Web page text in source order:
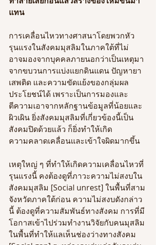
แทน
การเคลื่อนไหวทางศาสนาโดยพวกหัว
รุนแรงในสังคมมุสลิมในภาคใต้ที่ไม่
อาจมองจากบุคคลภายนอกว่าเป็นเหตุมา
จากขบวนการแบ่งแยกดินแดน ปัญหายา
เสพติด และความขัดแย้งของกลุ่มผล
ประโยชน์ได้ เพราะเป็นการมองและ
ตีความเอาจากหลักฐานข้อมูลที่น้อยและ
ผิวเผิน ยิ่งสังคมมุสลิมที่เกี่ยวข้องนี้เป็น
สังคมปิดด้วยแล้ว ก็ยิ่งทำให้เกิด
ความคลาดเคลื่อนและเข้าใจผิดมากขึ้น
เหตุใหญ่ ๆ ที่ทำให้เกิดความเคลื่อนไหวที่
รุนแรงนี้ คงต้องดูที่ภาวะความไม่สงบใน
สังคมมุสลิม [Social unrest] ในพื้นที่สาม
จังหวัดภาคใต้ก่อน ความไม่สงบดังกล่าว
นี้ ต้องดูที่ความสัมพันธ์ทางสังคม การที่มี
โอกาสเข้าไปร่วมทำงานวิจัยกับคนมุสลิม
ในพื้นที่ทำให้แลเห็นช่องว่างทางสังคม